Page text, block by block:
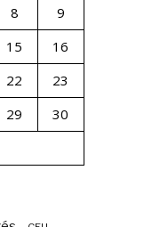
8
9
15
16
22
23
29
30